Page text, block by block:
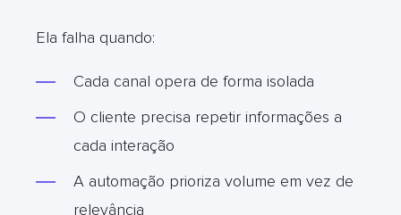
Ela falha quando:
Cada canal opera de forma isolada
O cliente precisa repetir informações a
cada interação
A automação prioriza volume em vez de
relevância